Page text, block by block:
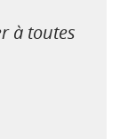
à toutes